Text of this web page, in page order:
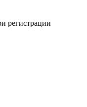
регистрации